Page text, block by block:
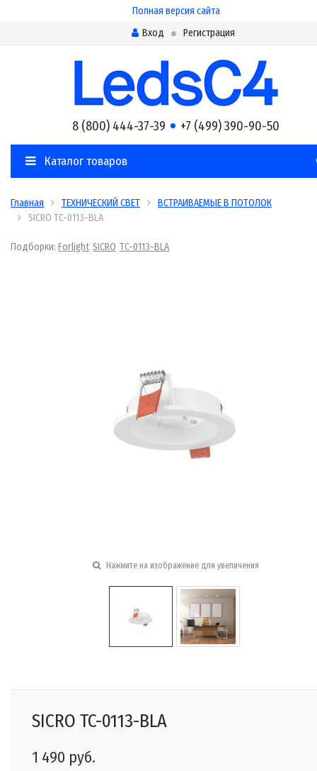
Полная версия сайта
Вход
Регистрация
8 (800) 444-37-39 +7 (499) 390-90-50
Каталог товаров
Главная ТЕХНИЧЕСКИЙ СВЕТ
ВСТРАИВАЕМЫЕ В ПОТОЛОК
SICRO TC-0113-BLA
Подборки: Forlight SICRO TC-0113-BLA
Нажмите на изображение для увеличения
SICRO TC-0113-BLA
1 490 руб.